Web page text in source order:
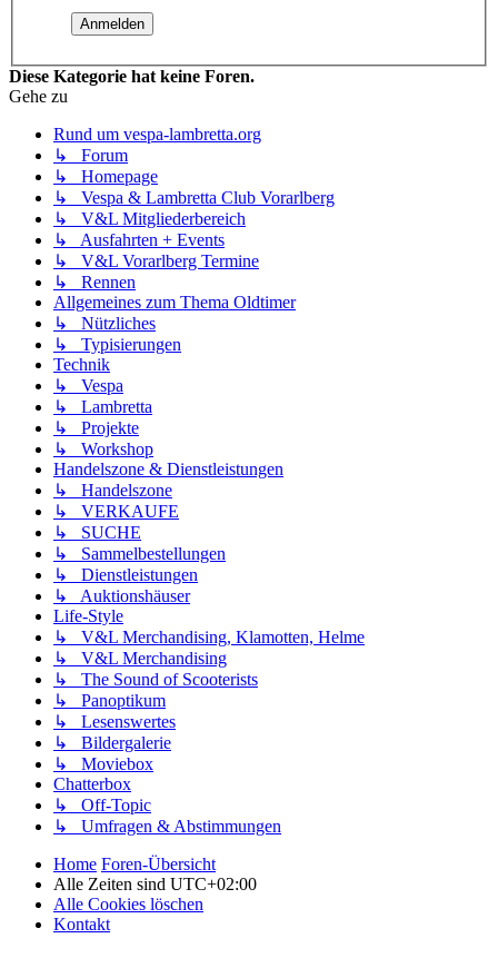
Diese Kategorie hat keine Foren.
Gehe zu
Rund um vespa-lambretta.org
↳ Forum
↳ Homepage
↳ Vespa & Lambretta Club Vorarlberg
↳ V&L Mitgliederbereich
↳ Ausfahrten + Events
↳ V&L Vorarlberg Termine
↳ Rennen
Allgemeines zum Thema Oldtimer
↳ Nützliches
↳ Typisierungen
Technik
↳ Vespa
↳ Lambretta
↳ Projekte
↳ Workshop
Handelszone & Dienstleistungen
↳ Handelszone
↳ VERKAUFE
↳ SUCHE
↳ Sammelbestellungen
↳ Dienstleistungen
↳ Auktionshäuser
Life-Style
↳ V&L Merchandising, Klamotten, Helme
↳ V&L Merchandising
↳ The Sound of Scooterists
↳ Panoptikum
↳ Lesenswertes
↳ Bildergalerie
↳ Moviebox
Chatterbox
↳ Off-Topic
↳ Umfragen & Abstimmungen
Home Foren-Übersicht
Alle Zeiten sind UTC+02:00
Alle Cookies löschen
Kontakt